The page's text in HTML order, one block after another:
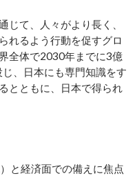
て、人々がより長く、
れるよう行動を促すグロ
全体で2030年までに3億
、日本にも専門知識をす
とともに、日本で得られ
と経済面での備えに焦点